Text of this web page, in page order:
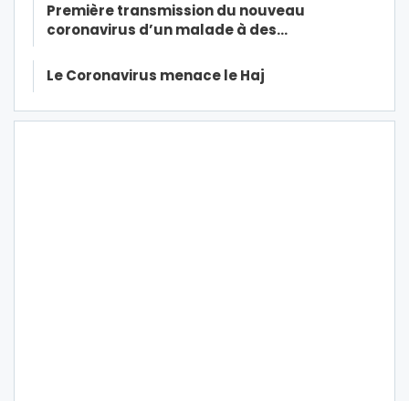
Première transmission du nouveau
coronavirus d’un malade à des…
Le Coronavirus menace le Haj